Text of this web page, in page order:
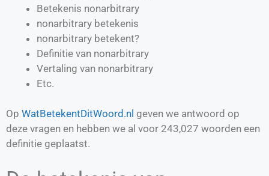
Betekenis nonarbitrary
nonarbitrary betekenis
nonarbitrary betekent?
Definitie van nonarbitrary
Vertaling van nonarbitrary
Etc.
Op WatBetekentDitWoord.nl geven we antwoord op
deze vragen en hebben we al voor 243,027 woorden een
definitie geplaatst.